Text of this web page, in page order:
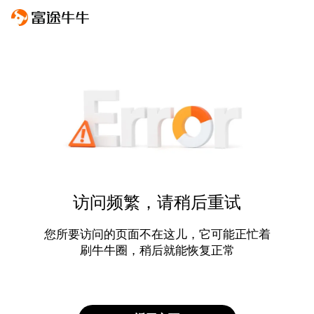
访问频繁，请稍后重试
您所要访问的页面不在这儿，它可能正忙着
刷牛牛圈，稍后就能恢复正常